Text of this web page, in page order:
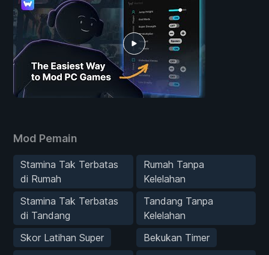
Mod Pemain
Stamina Tak Terbatas
di Rumah
Rumah Tanpa
Kelelahan
Stamina Tak Terbatas
di Tandang
Tandang Tanpa
Kelelahan
Skor Latihan Super
Bekukan Timer